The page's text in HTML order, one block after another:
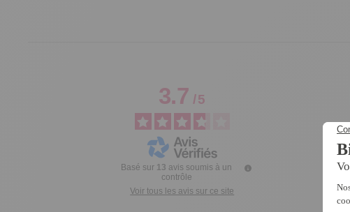
3.7/5
Basé sur 13 avis soumis à un
contrôle
Voir tous les avis sur ce site